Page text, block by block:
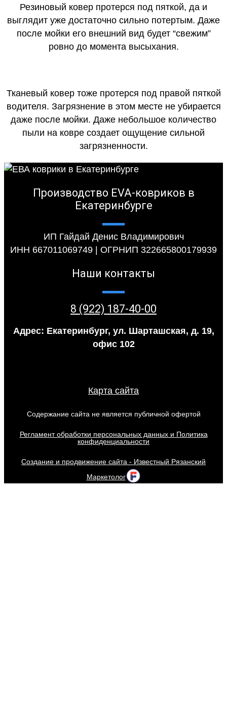
Резиновый ковер протерся под пяткой, да и
выглядит уже достаточно сильно потертым. Даже
после мойки его внешний вид будет “свежим”
ровно до момента высыхания.
Тканевый ковер тоже протерся под правой пяткой
водителя. Загрязнение в этом месте не убирается
даже после мойки. Даже небольшое количество
пыли на ковре создает ощущение сильной
загрязненности.
Производство EVA-ковриков в
Екатеринбурге
ИП Гайдай Денис Владимирович
ИНН 667011069749 | ОГРНИП 322665800179939
Наши контакты
8 (922) 187-40-00
Адрес: Екатеринбург, ул. Шарташская, д. 19,
офис 102
Карта сайта
Содержание сайта не является публичной офертой
Регламент обработки персональных данных и Политика
конфиденциальности
Создание и продвижение сайта - Известный Рязанский
Маркетолог